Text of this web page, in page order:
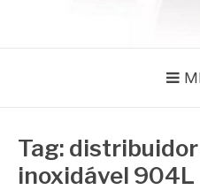
Tag: distribuidor
inoxidável 904L